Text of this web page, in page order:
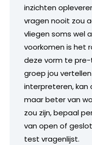
inzichten
vragen nooit zou
vliegen soms wel
voorkomen is het
deze vorm te pre-
groep jou
interpreteren, kan
maar beter van
zou zijn, bepaal
van open of
test vragenlijst.